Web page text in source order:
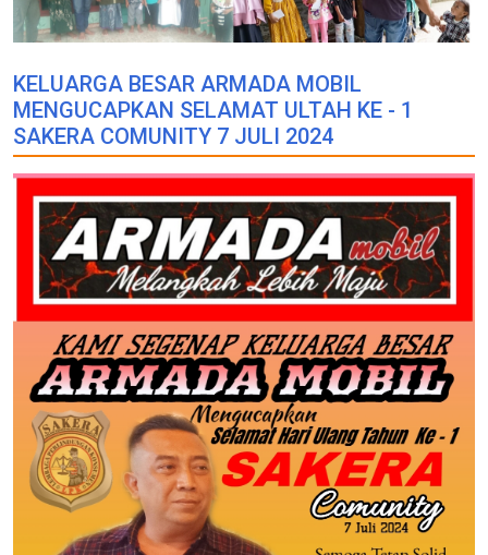
KELUARGA BESAR ARMADA MOBIL
MENGUCAPKAN SELAMAT ULTAH KE - 1
SAKERA COMUNITY 7 JULI 2024